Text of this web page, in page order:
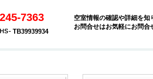
7363
TB39939934
空室情報の確認や詳細を知
お問合せはお気軽にお問合